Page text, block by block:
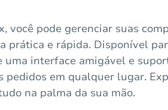
você pode gerenciar suas
prática e rápida. Disponível
uma interface amigável e
pedidos em qualquer lugar.
na palma da sua mão.